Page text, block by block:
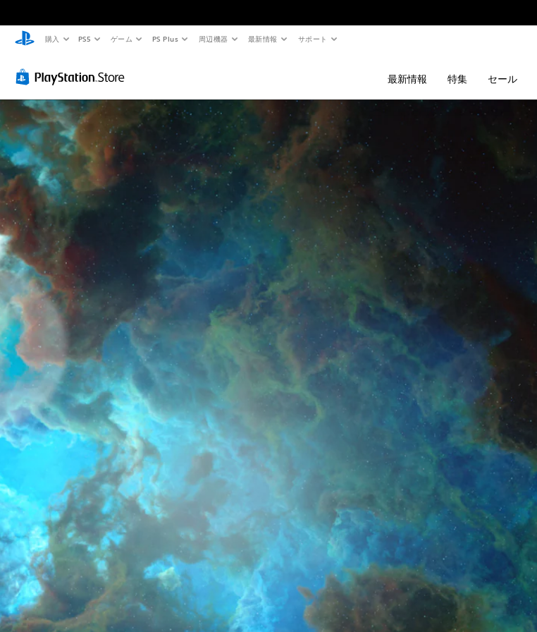
購入 PS5 ゲーム PS Plus 周辺機器 最新情報 サポート
最新情報 特集 セール